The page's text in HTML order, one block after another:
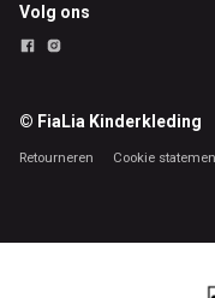
Volg ons
© FiaLia Kinderkleding
Retourneren Cookie